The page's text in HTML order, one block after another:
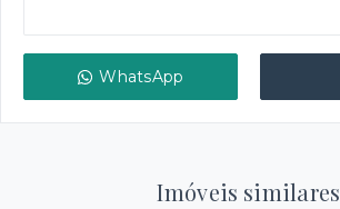
WhatsApp
Imóveis similares